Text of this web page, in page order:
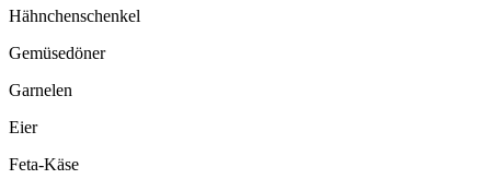
Hähnchenschenkel
Gemüsedöner
Garnelen
Eier
Feta-Käse